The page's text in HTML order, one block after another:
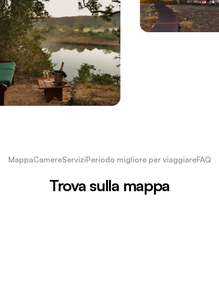
MappaCamereServiziPeriodo migliore per viaggiareFAQ
Trova sulla mappa